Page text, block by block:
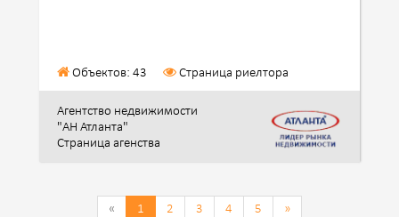
Объектов: 43 Страница риелтора
Агентство недвижимости
"АН Атланта"
Страница агенства
« 1 2 3 4 5 »